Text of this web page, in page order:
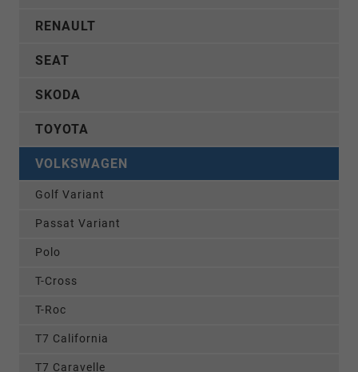
RENAULT
SEAT
SKODA
TOYOTA
VOLKSWAGEN
Golf Variant
Passat Variant
Polo
T-Cross
T-Roc
T7 California
T7 Caravelle